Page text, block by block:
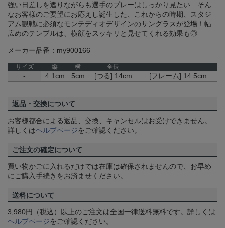
強い日差しを遮りながらも選手のプレーはしっかり見たい…そん
なお客様のご要望にお応えし誕生した、これからの時期、スタジ
アム観戦に必須なモンテディオデザインのサングラスが登場！幅
広めのテンプルは、横顔をスッキリと見せてくれる効果も◎
メーカー品番：my900166
サイズ 縦 横 全長
- 4.1cm 5cm [つる] 14cm [フレーム] 14.5cm
返品・交換について
お客様都合による返品、交換、キャンセルはお受けできません。
詳しくはヘルプページをご確認ください。
ご注文の確定について
買い物かごに入れるだけでは在庫は確保されませんので、お早め
にご購入手続きをお済ませください。
送料について
3,980円（税込）以上のご注文は全国一律送料無料です。詳しくは
ヘルプページをご確認ください。